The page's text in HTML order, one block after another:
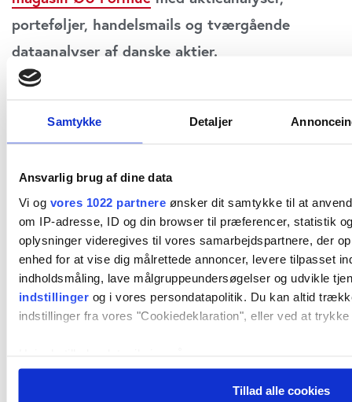
Samtykke Detaljer
Ansvarlig brug af dine data
Vi og vores 1022 partnereønsker dit samtykke til at
om IP-adresse, ID og din browser til præferencer, statistik
oplysninger videregives til vores samarbejdspartnere, der
enhed for at vise dig målrettede annoncer, levere tilpasset
indholdsmåling, lave målgruppeundersøgelser og udvikle
indstillingerog i vores persondatapolitik. Du kan altid
indstillinger fra vores "Cookiedeklaration", eller ved at
Tillad alle cookies
porteføljer, handelsmails og tværgående
dataanalyser af danske aktier.